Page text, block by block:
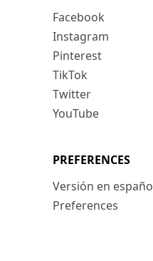
Facebook
Instagram
Pinterest
TikTok
Twitter
YouTube
PREFERENCES
Versión en
Preferences